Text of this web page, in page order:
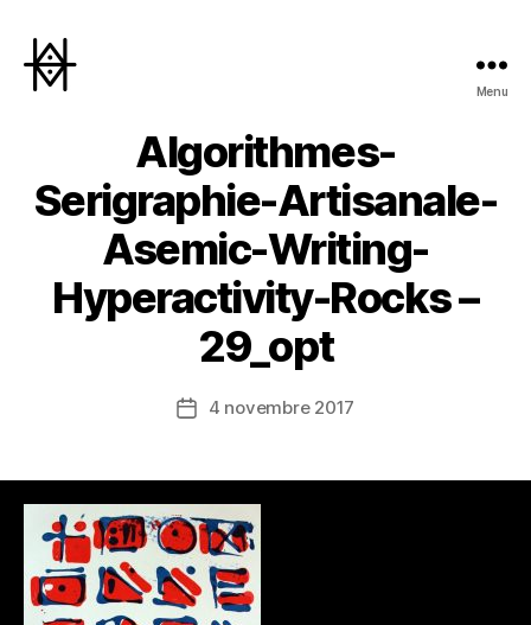
Menu
Algorithmes-
Serigraphie-Artisanale-
Asemic-Writing-
Hyperactivity-Rocks –
29_opt
Date4 novembre 2017